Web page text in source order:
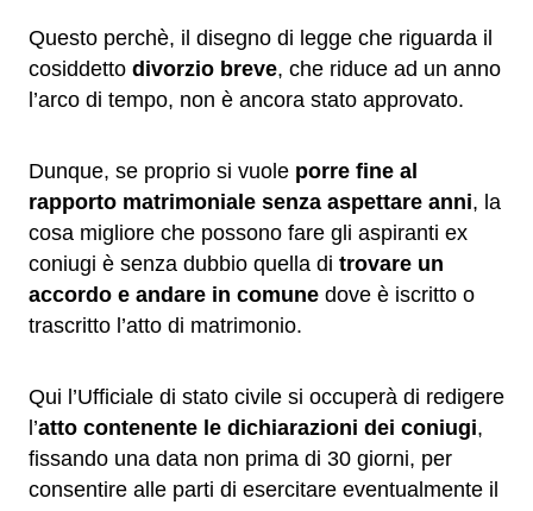
Questo perchè, il disegno di legge che riguarda il
cosiddetto divorzio breve, che riduce ad un anno
l’arco di tempo, non è ancora stato approvato.
Dunque, se proprio si vuole porre fine al
rapporto matrimoniale senza aspettare anni, la
cosa migliore che possono fare gli aspiranti ex
coniugi è senza dubbio quella di trovare un
accordo e andare in comune dove è iscritto o
trascritto l’atto di matrimonio.
Qui l’Ufficiale di stato civile si occuperà di redigere
l’atto contenente le dichiarazioni dei coniugi,
fissando una data non prima di 30 giorni, per
consentire alle parti di esercitare eventualmente il